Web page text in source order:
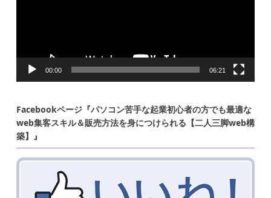
00:00 06:21
Facebookページ『パソコン苦手な起業初心者の方でも最適な
web集客スキル＆販売方法を身につけられる【二人三脚web構
築】』